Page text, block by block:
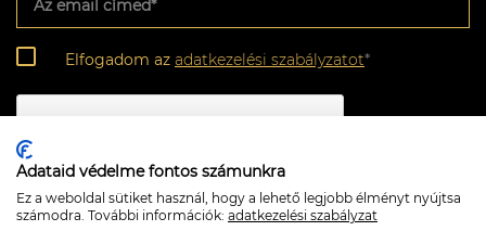
email
címed*
Adatkezelési
szabályzat*
Elfogadom az adatkezelési szabályzatot*
CAPTCHA
Feliratkozom
Adataid védelme fontos számunkra
Ez a weboldal sütiket használ, hogy a lehető legjobb élményt nyújtsa
számodra. További információk: adatkezelési szabályzat